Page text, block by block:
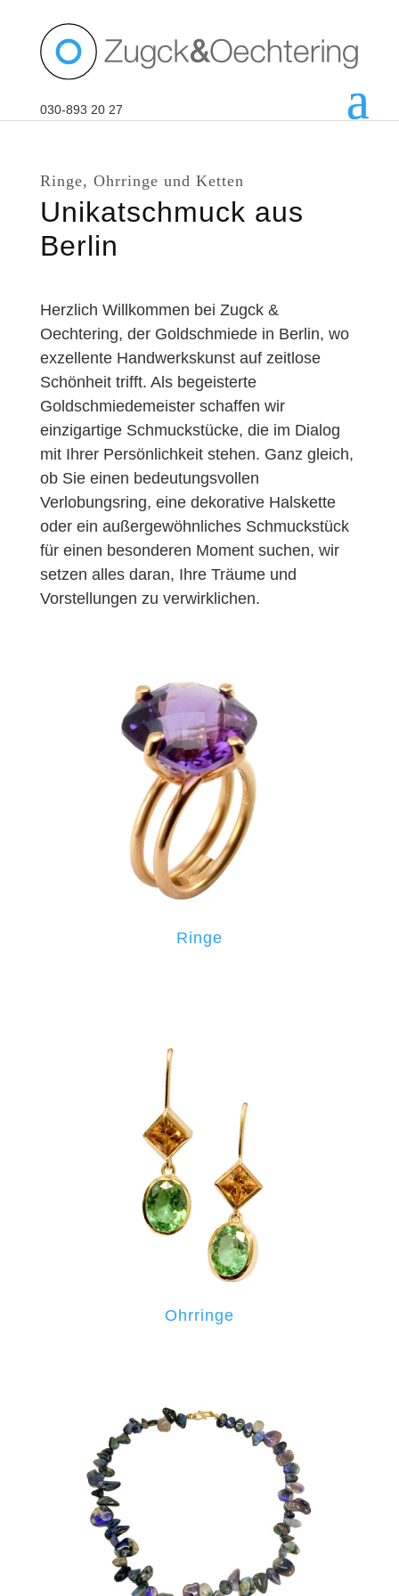
030-893 20 27
Ringe, Ohrringe und Ketten
Unikatschmuck aus
Berlin
Herzlich Willkommen bei Zugck &
Oechtering, der Goldschmiede in Berlin, wo
exzellente Handwerkskunst auf zeitlose
Schönheit trifft. Als begeisterte
Goldschmiedemeister schaffen wir
einzigartige Schmuckstücke, die im Dialog
mit Ihrer Persönlichkeit stehen. Ganz gleich,
ob Sie einen bedeutungsvollen
Verlobungsring, eine dekorative Halskette
oder ein außergewöhnliches Schmuckstück
für einen besonderen Moment suchen, wir
setzen alles daran, Ihre Träume und
Vorstellungen zu verwirklichen.
Ringe
Ohrringe